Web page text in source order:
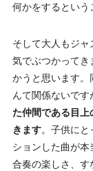
何かをするという
そして大人もジ
気でぶつかってき
かうと思います。
んて関係ないで
た仲間である目上
きます。子供にと
ションした曲が
合奏の楽しさ、す